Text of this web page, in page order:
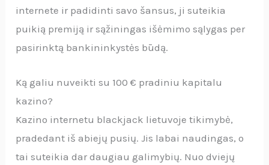
internete ir padidinti savo šansus, ji suteikia
puikią premiją ir sąžiningas išėmimo sąlygas per
pasirinktą bankininkystės būdą.
Ką galiu nuveikti su 100 € pradiniu kapitalu
kazino?
Kazino internetu blackjack lietuvoje tikimybė,
pradedant iš abiejų pusių. Jis labai naudingas, o
tai suteikia dar daugiau galimybių. Nuo dviejų